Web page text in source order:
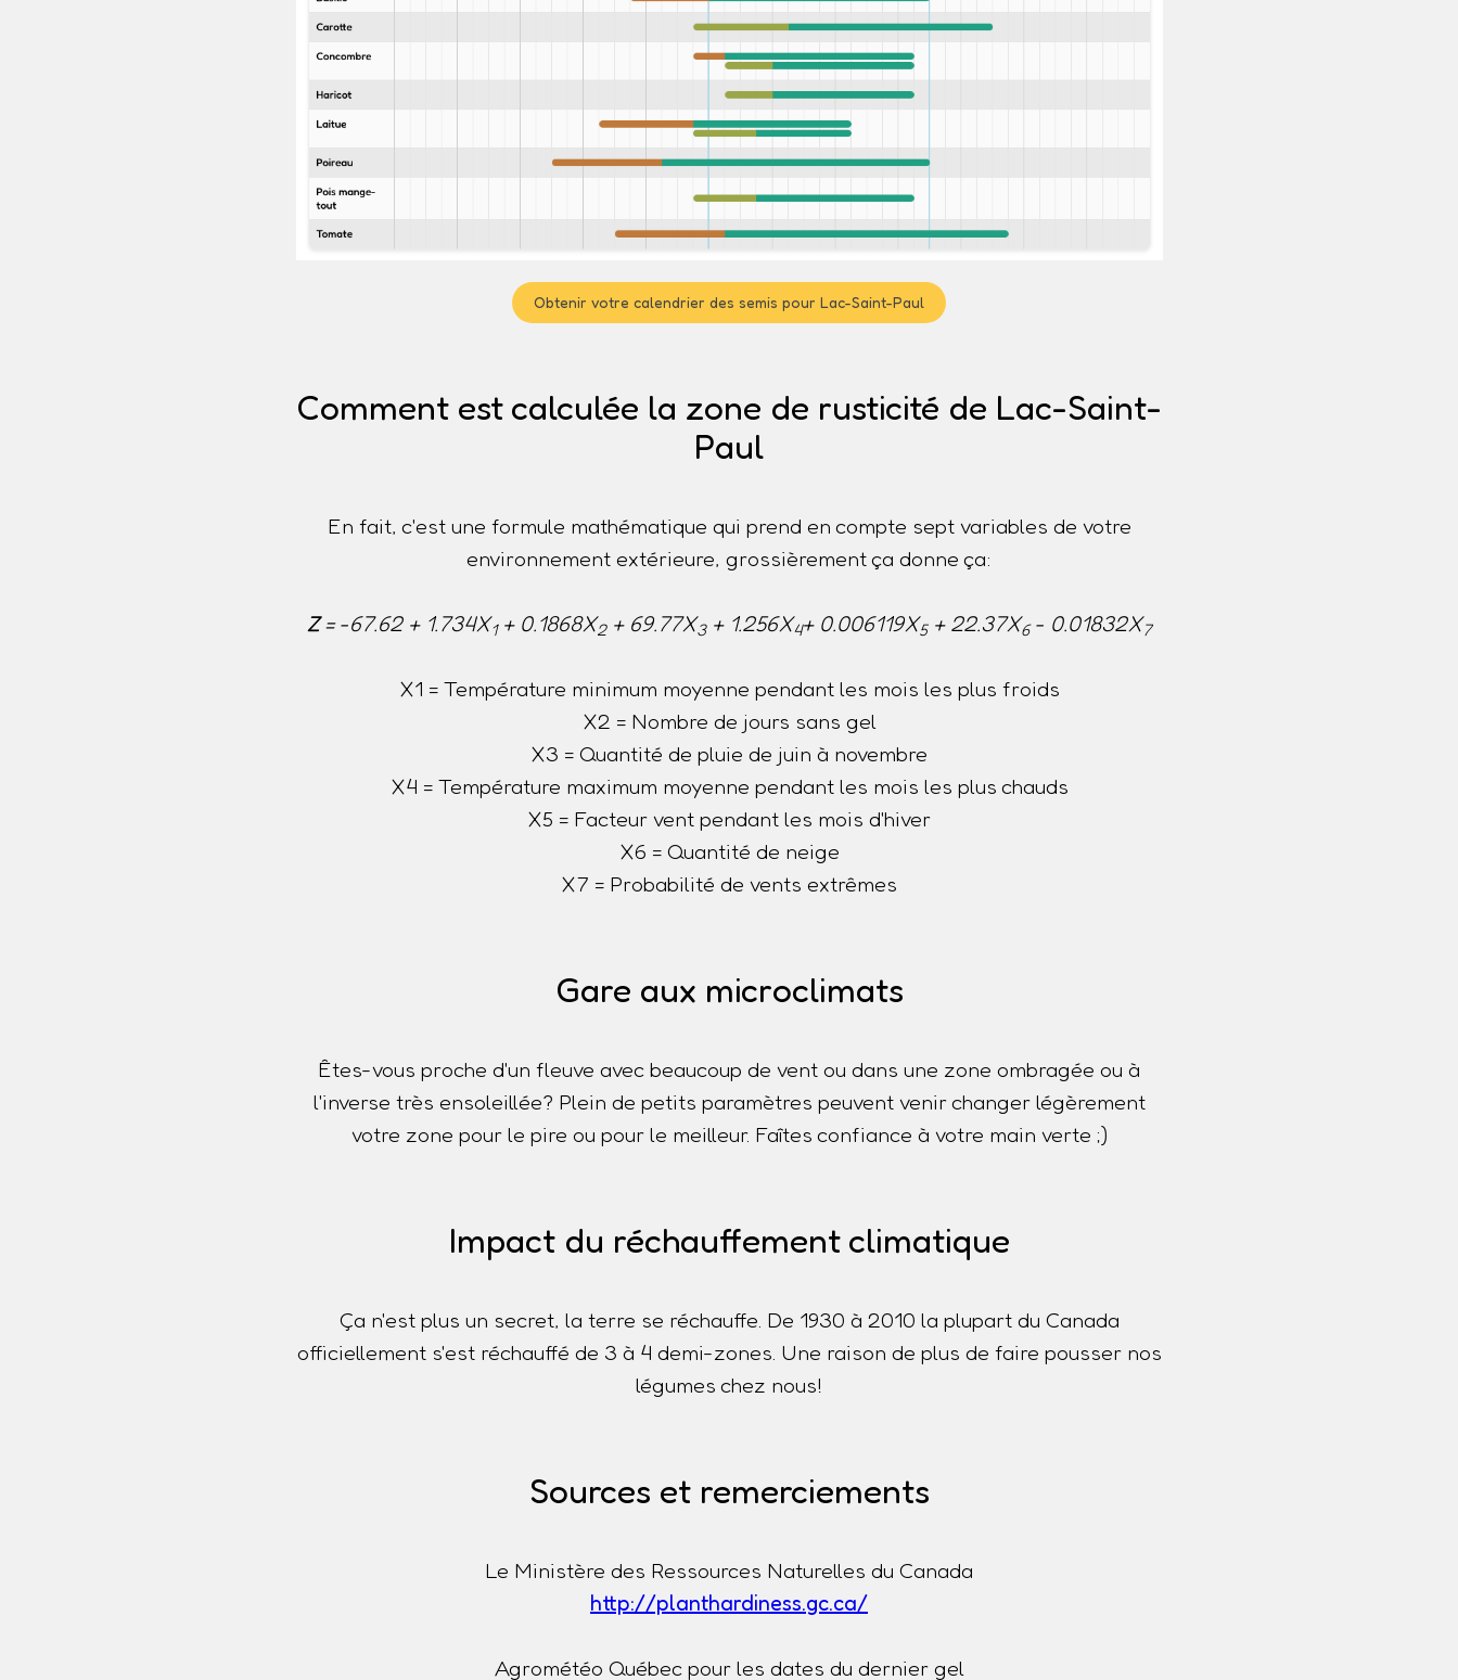
Obtenir votre calendrier des semis pour Lac-Saint-Paul
Comment est calculée la zone de rusticité de Lac-Saint-
Paul
En fait, c'est une formule mathématique qui prend en compte sept variables de votre
environnement extérieure, grossièrement ça donne ça:
Z= -67.62 + 1.734X1+ 0.1868X2+ 69.77X3+ 1.256X4+ 0.006119X5+ 22.37X6- 0.01832X7
X1 = Température minimum moyenne pendant les mois les plus froids
X2 = Nombre de jours sans gel
X3 = Quantité de pluie de juin à novembre
X4 = Température maximum moyenne pendant les mois les plus chauds
X5 = Facteur vent pendant les mois d'hiver
X6 = Quantité de neige
X7 = Probabilité de vents extrêmes
Gare aux microclimats
Êtes-vous proche d'un fleuve avec beaucoup de vent ou dans une zone ombragée ou à
l'inverse très ensoleillée? Plein de petits paramètres peuvent venir changer légèrement
votre zone pour le pire ou pour le meilleur. Faîtes confiance à votre main verte ;)
Impact du réchauffement climatique
Ça n'est plus un secret, la terre se réchauffe. De 1930 à 2010 la plupart du Canada
officiellement s'est réchauffé de 3 à 4 demi-zones. Une raison de plus de faire pousser nos
légumes chez nous!
Sources et remerciements
Le Ministère des Ressources Naturelles du Canada
http://planthardiness.gc.ca/
Agrométéo Québec pour les dates du dernier gel